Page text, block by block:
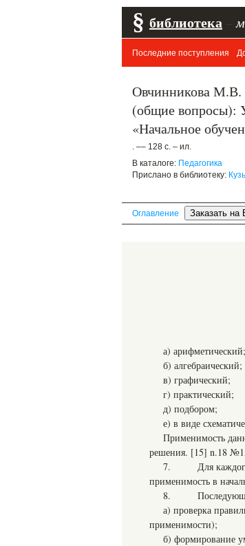
§ библиотека
Последние поступления
Овчинникова М.В.
(общие вопросы):
«Начальное
. –– 128 с. – ил.
В каталоге: Педагогика
Прислано в библиотеку:
Оглавление
а) арифметический;
б) алгебраический;
в) графический;
г) практический;
д) подбором;
е) в виде
Применимость
решения. [15] n.18
7. Для каждого
применимость в
8. Последующая
а) проверка
применимости);
б) формирование